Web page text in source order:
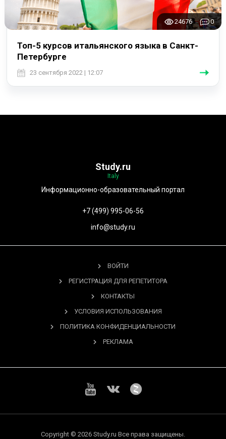
24676 0
Топ-5 курсов итальянского языка в Санкт-
Петербурге
23 сентября 2022 | 12:07
Study.ru
Italy
Информационно-образовательный портал
+7 (499) 995-06-56
info@study.ru
ВОЙТИ
РЕГИСТРАЦИЯ ДЛЯ РЕПЕТИТОРА
КОНТАКТЫ
УСЛОВИЯ ИСПОЛЬЗОВАНИЯ
ПОЛИТИКА КОНФИДЕНЦИАЛЬНОСТИ
РЕКЛАМА
Copyright © 2026 Study.ru Все права защищены.